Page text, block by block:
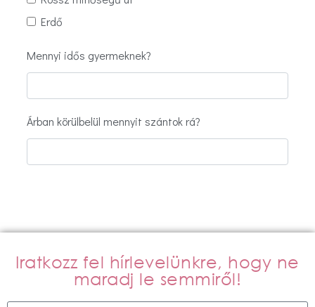
Erdő
Mennyi idős gyermeknek?
Árban körülbelül mennyit szántok rá?
Iratkozz fel hírlevelünkre, hogy ne
maradj le semmiről!